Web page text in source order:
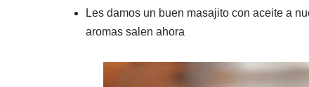
Les damos un buen masajito con aceite a
aromas salen ahora